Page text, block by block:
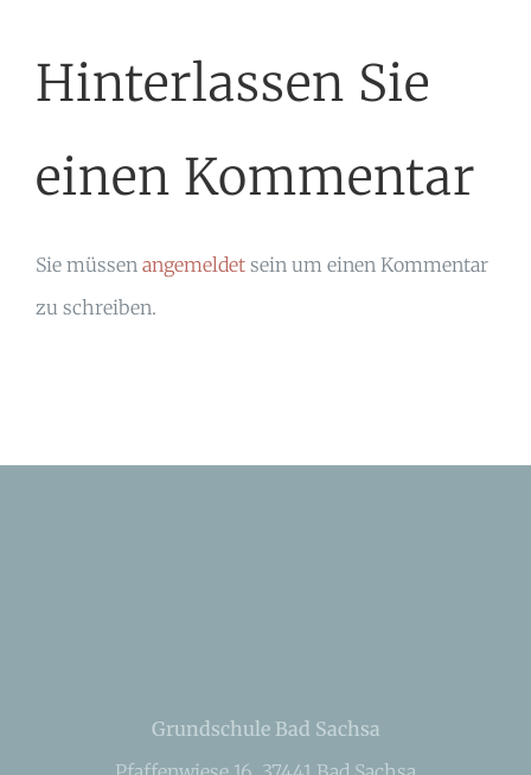
Hinterlassen Sie
einen Kommentar
Sie müssen angemeldet sein um einen Kommentar
zu schreiben.
Grundschule Bad Sachsa